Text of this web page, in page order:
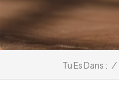
Tu Es Dans : /